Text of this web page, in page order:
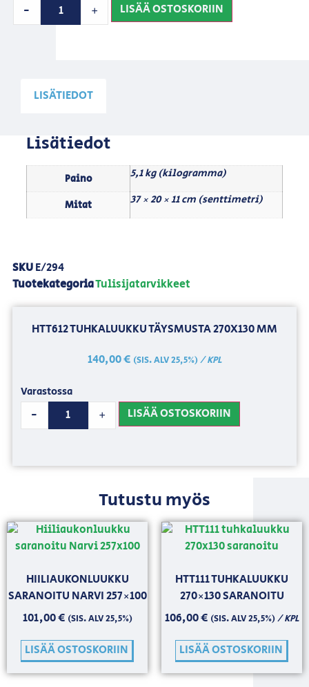
- + LISÄÄ OSTOSKORIIN
LISÄTIEDOT
Lisätiedot
Paino 5,1 kg (kilogramma)
Mitat 37 × 20 × 11 cm (senttimetri)
SKUE/294
TuotekategoriaTulisijatarvikkeet
HTT612 TUHKALUUKKU TÄYSMUSTA 270X130 MM
140,00€ (SIS. ALV 25,5%)/ KPL
Varastossa
- + LISÄÄ OSTOSKORIIN
Tutustu myös
HIILIAUKONLUUKKU
SARANOITU NARVI 257×100
101,00€ (SIS. ALV 25,5%)
LISÄÄ OSTOSKORIIN
HTT111 TUHKALUUKKU
270×130 SARANOITU
106,00€ (SIS. ALV 25,5%)/ KPL
LISÄÄ OSTOSKORIIN